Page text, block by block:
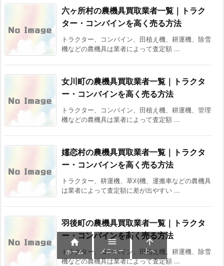
六ヶ所村の農機具買取業者一覧｜トラク
ター・コンバインを高く売る方法
トラクター、コンバイン、田植え機、耕運機、除雪
機などの農機具は業者によって査定額 ...
女川町の農機具買取業者一覧｜トラクタ
ー・コンバインを高く売る方法
トラクター、コンバイン、田植え機、耕運機、管理
機などの農機具は業者によって査定額 ...
嬬恋村の農機具買取業者一覧｜トラクタ
ー・コンバインを高く売る方法
トラクター、耕運機、草刈機、運搬車などの農機具
は業者によって査定額に差が出やすい ...
羽後町の農機具買取業者一覧｜トラクタ
ー・コンバインを高く売る方法
トラクター、コンバイン、田植え機、耕運機、除雪
機などの農機具は業者によって査定額 ...

ホーム

メニュー

上へ